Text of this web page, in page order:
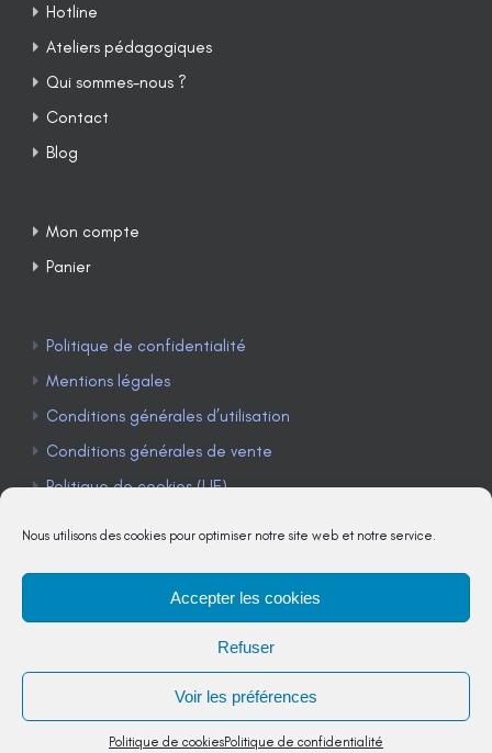
Nous utilisons des cookies pour optimiser notre site web et notre service.
Accepter les cookies
Refuser
Voir les préférences
Politique de cookiesPolitique de confidentialité
Hotline
Ateliers pédagogiques
Qui sommes-nous ?
Contact
Blog
Mon compte
Panier
Politique de confidentialité
Mentions légales
Conditions générales d’utilisation
Conditions générales de vente
Politique de cookies (UE)
TÉLÉPHONE : 04 90 85 22 98